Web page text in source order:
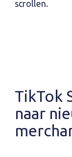
scrollen.
TikTok
naar